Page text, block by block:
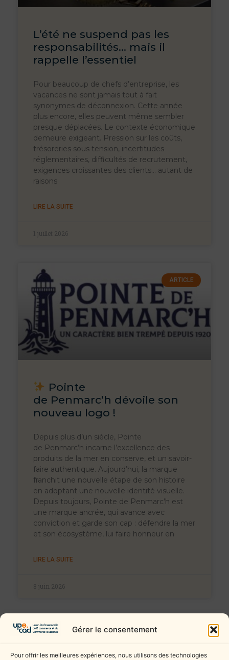
Gérer le consentement
Pour offrir les meilleures expériences, nous utilisons des technologies
L’été ne suspend pas les
responsabilités… mais il
rappelle l’essentiel
Pour beaucoup de chefs d’entreprise, les
vacances ne sont jamais tout à fait
synonymes de déconnexion. Cette année
plus encore, elles peuvent même sembler
presque déplacées. Le contexte économique
demeure exigeant. Pression sur les coûts,
trésoreries sous tension, incertitudes
réglementaires, difficultés de recrutement,
exigences croissantes des clients… autant de
raisons
LIRE LA SUITE
1 juillet 2026
ARTICLE
Pointe
de Penmarc’h dévoile son
nouveau logo !
Depuis plus d’un siècle, Pointe
de Penmarc’h incarne l’excellence des
produits de la mer en conserve, et un savoir-
faire authentique. Aujourd’hui, la marque
franchit une nouvelle étape de son histoire
en adoptant une nouvelle identité visuelle.
Depuis toujours, Pointe de Penmarc’h est
une marque ancrée, qui avance avec
conviction et garde son cap : défendre la mer
et son écosystème, lui faire honneur en
LIRE LA SUITE
8 juin 2026